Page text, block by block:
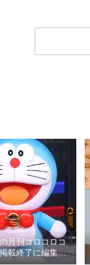
月刊コロコロコ
載終了に編集部